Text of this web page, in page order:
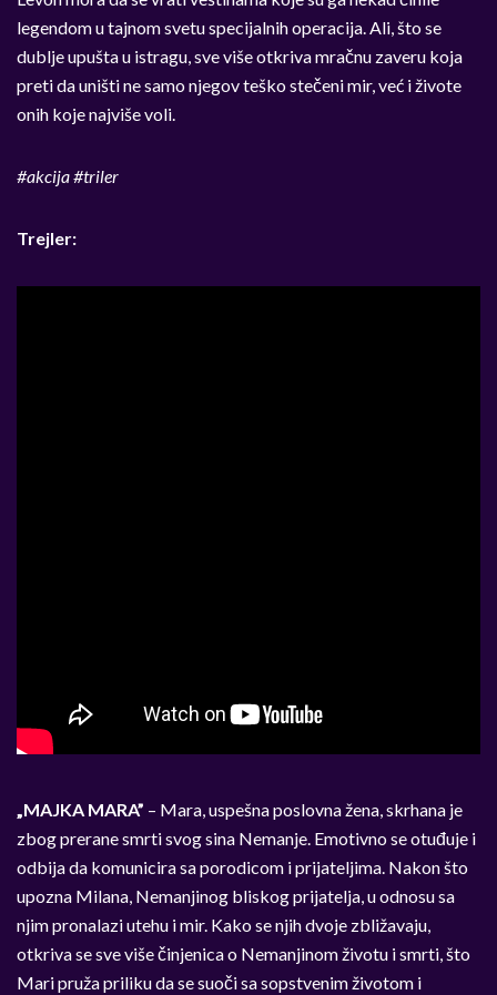
legendom u tajnom svetu specijalnih operacija. Ali, što se
dublje upušta u istragu, sve više otkriva mračnu zaveru koja
preti da uništi ne samo njegov teško stečeni mir, već i živote
onih koje najviše voli.
#akcija #triler
Trejler:
„MAJKA MARA” – Mara, uspešna poslovna žena, skrhana je
zbog prerane smrti svog sina Nemanje. Emotivno se otuđuje i
odbija da komunicira sa porodicom i prijateljima. Nakon što
upozna Milana, Nemanjinog bliskog prijatelja, u odnosu sa
njim pronalazi utehu i mir. Kako se njih dvoje zbližavaju,
otkriva se sve više činjenica o Nemanjinom životu i smrti, što
Mari pruža priliku da se suoči sa sopstvenim životom i